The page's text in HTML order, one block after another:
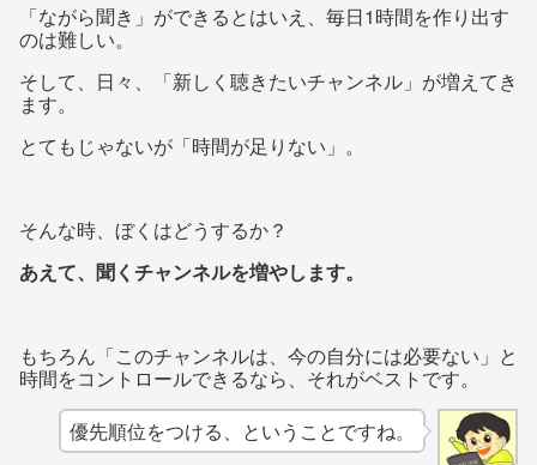
「ながら聞き」ができるとはいえ、毎日1時間を作り出す
のは難しい。
そして、日々、「新しく聴きたいチャンネル」が増えてき
ます。
とてもじゃないが「時間が足りない」。
そんな時、ぼくはどうするか？
あえて、聞くチャンネルを増やします。
もちろん「このチャンネルは、今の自分には必要ない」と
時間をコントロールできるなら、それがベストです。
優先順位をつける、ということですね。